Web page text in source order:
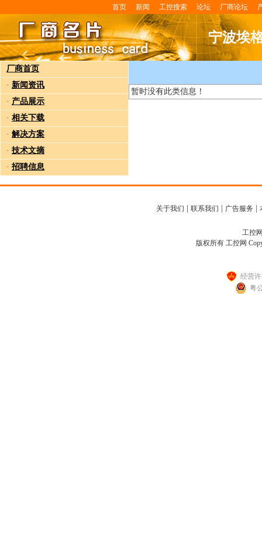
首页 新闻 工控搜索 论坛 厂商论坛
宁波埃
厂商首页
· 新闻资讯
· 产品展示
· 相关下载
· 解决方案
· 技术文摘
· 招聘信息
暂时没有此类信息！
关于我们 联系我们 广告服务
工控
版权所有 工控网
经营
粤